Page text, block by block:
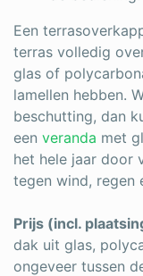
Een
terras volledig
glas of
lamellen hebben.
beschutting, dan
een veranda met
het hele jaar door
tegen wind, regen
Prijs (incl.
dak uit glas,
ongeveer tussen